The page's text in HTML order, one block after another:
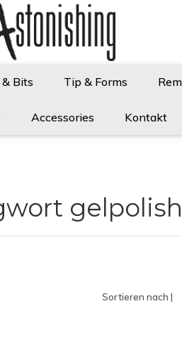
& Bits Tip & Forms
Accessories Kontakt
Sortieren nach |